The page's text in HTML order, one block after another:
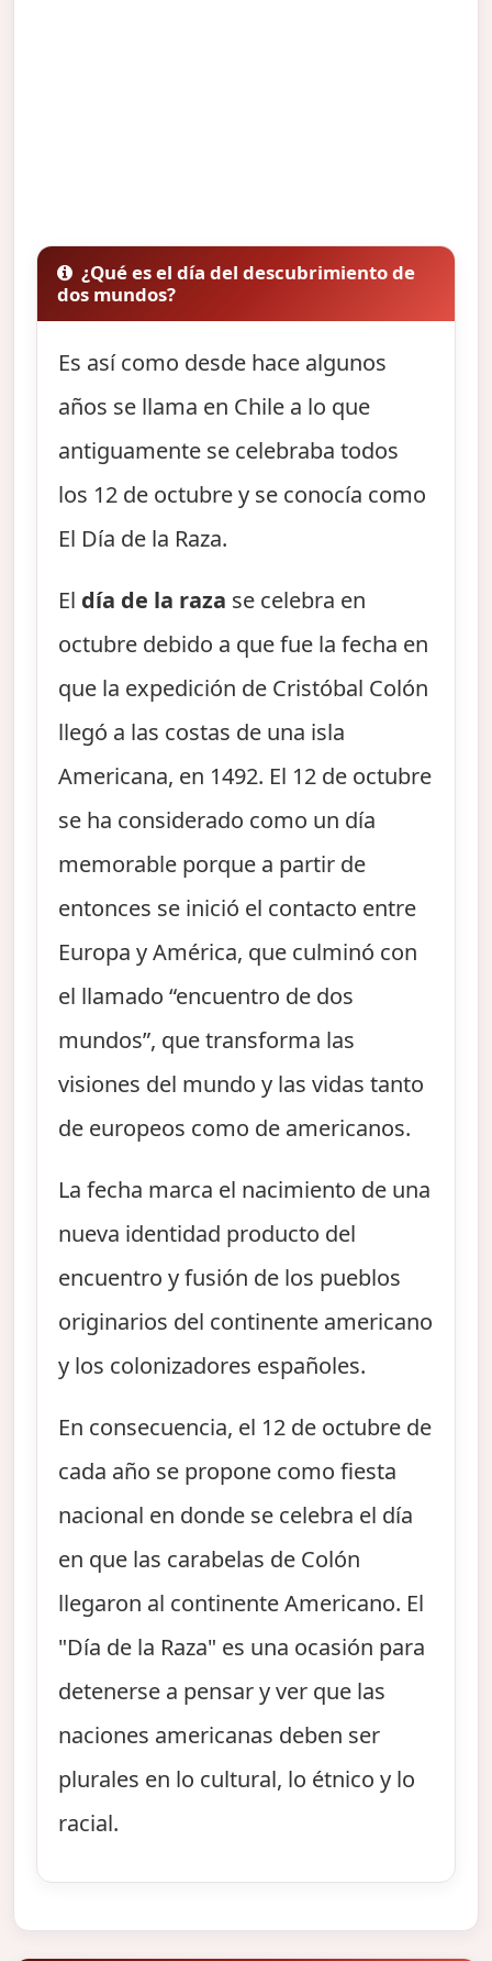
¿Qué es el día del descubrimiento de
dos mundos?
Es así como desde hace algunos
años se llama en Chile a lo que
antiguamente se celebraba todos
los 12 de octubre y se conocía como
El Día de la Raza.
El día de la raza se celebra en
octubre debido a que fue la fecha en
que la expedición de Cristóbal Colón
llegó a las costas de una isla
Americana, en 1492. El 12 de octubre
se ha considerado como un día
memorable porque a partir de
entonces se inició el contacto entre
Europa y América, que culminó con
el llamado “encuentro de dos
mundos”, que transforma las
visiones del mundo y las vidas tanto
de europeos como de americanos.
La fecha marca el nacimiento de una
nueva identidad producto del
encuentro y fusión de los pueblos
originarios del continente americano
y los colonizadores españoles.
En consecuencia, el 12 de octubre de
cada año se propone como fiesta
nacional en donde se celebra el día
en que las carabelas de Colón
llegaron al continente Americano. El
"Día de la Raza" es una ocasión para
detenerse a pensar y ver que las
naciones americanas deben ser
plurales en lo cultural, lo étnico y lo
racial.